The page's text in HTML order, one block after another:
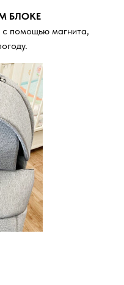
БЛОКЕ
с помощью магнита,